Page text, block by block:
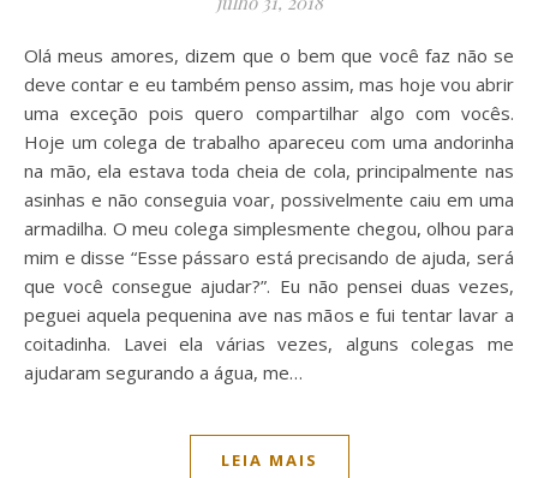
Olá meus amores, dizem que o bem que você faz não se
deve contar e eu também penso assim, mas hoje vou abrir
uma exceção pois quero compartilhar algo com vocês.
Hoje um colega de trabalho apareceu com uma andorinha
na mão, ela estava toda cheia de cola, principalmente nas
asinhas e não conseguia voar, possivelmente caiu em uma
armadilha. O meu colega simplesmente chegou, olhou para
mim e disse “Esse pássaro está precisando de ajuda, será
que você consegue ajudar?”. Eu não pensei duas vezes,
peguei aquela pequenina ave nas mãos e fui tentar lavar a
coitadinha. Lavei ela várias vezes, alguns colegas me
ajudaram segurando a água, me…
LEIA MAIS